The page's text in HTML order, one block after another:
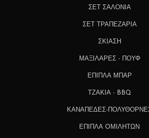
ΣΕΤ ΣΑΛΟΝΙΑ
ΣΕΤ ΤΡΑΠΕΖΑΡΙΑ
ΣΚΙΑΣΗ
ΜΑΞΙΛΑΡΕΣ - ΠΟΥΦ
ΕΠΙΠΛΑ ΜΠΑΡ
ΤΖΑΚΙΑ - BBQ
ΚΑΝΑΠΕΔΕΣ-
ΕΠΙΠΛΑ OΜΙΛΗΤΩΝ